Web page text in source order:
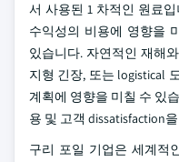
서 사용된 1 차적인 원료
수익성의 비용에 영향을
있습니다. 자연적인 재해
지형 긴장, 또는 logistical
계획에 영향을 미칠 수 있
용 및 고객 dissatisfaction
구리 포일 기업은 세계적